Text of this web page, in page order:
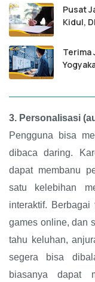
Pusat
Kidul,
Terima
3. Personalisasi
Pengguna bisa
dibaca daring.
dapat membanu
satu kelebihan
interaktif.
games online, dan
tahu keluhan,
segera bisa
biasanya dapat